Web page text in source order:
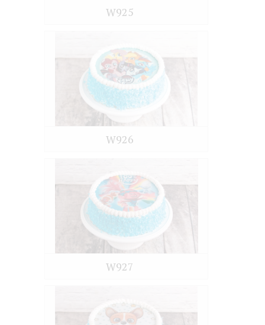
W925
W926
W927